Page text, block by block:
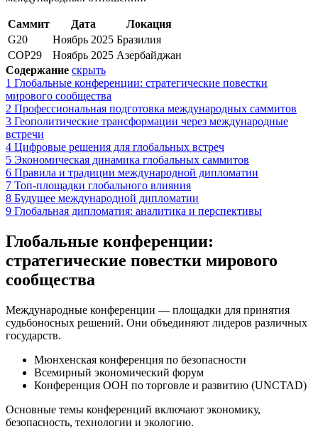
Саммит Дата
Локация
G20
Ноябрь 2025 Бразилия
COP29
Ноябрь 2025 Азербайджан
Содержание скрыть
1 Глобальные конференции: стратегические повестки
мирового сообщества
2 Профессиональная подготовка международных саммитов
3 Геополитические трансформации через международные
встречи
4 Цифровые решения для глобальных встреч
5 Экономическая динамика глобальных саммитов
6 Правила и традиции международной дипломатии
7 Топ-площадки глобального влияния
8 Будущее международной дипломатии
9 Глобальная дипломатия: аналитика и перспективы
Глобальные конференции:
стратегические повестки мирового
сообщества
Международные конференции — площадки для принятия
судьбоносных решений. Они объединяют лидеров различных
государств.
Мюнхенская конференция по безопасности
Всемирный экономический форум
Конференция ООН по торговле и развитию (UNCTAD)
Основные темы конференций включают экономику,
безопасность, технологии и экологию.